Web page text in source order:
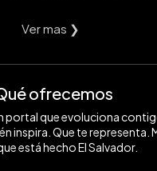
Ver mas ❯
ofrecemos
portal que evoluciona
inspira. Que te representa.
está hecho El Salvador.